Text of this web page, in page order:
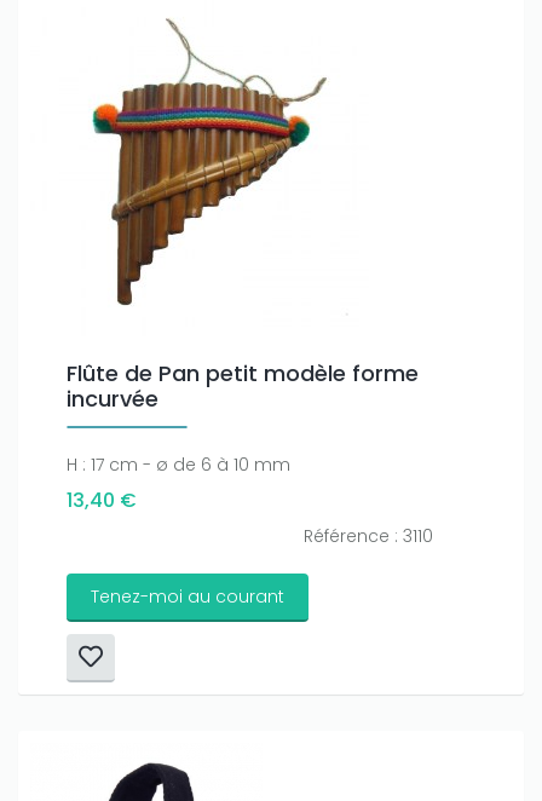
Flûte de Pan petit modèle forme
incurvée
H : 17 cm - ø de 6 à 10 mm
13,40 €
Référence : 3110
Tenez-moi au courant
Only play atJoo casinoif you really want to win a huge
amount on your credits!